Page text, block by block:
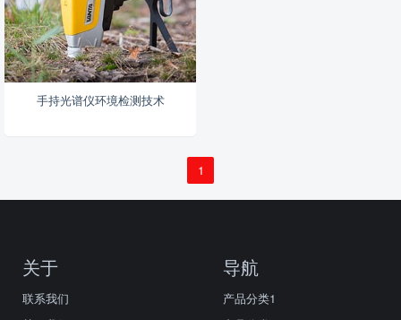
手持光谱仪环境检测技术
1
关于
联系我们
导航
产品分类1